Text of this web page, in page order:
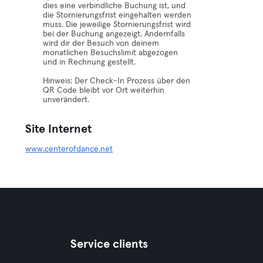
dies eine verbindliche Buchung ist, und
die Stornierungsfrist eingehalten werden
muss. Die jeweilige Stornierungsfrist wird
bei der Buchung angezeigt. Andernfalls
wird dir der Besuch von deinem
monatlichen Besuchslimit abgezogen
und in Rechnung gestellt.
Hinweis: Der Check-In Prozess über den
QR Code bleibt vor Ort weiterhin
unverändert.
Site Internet
www.centerofdance.net
Service clients